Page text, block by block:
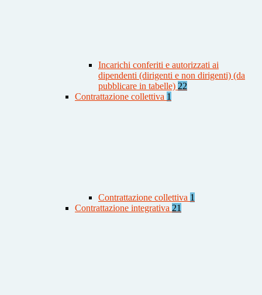
Incarichi conferiti e autorizzati ai
dipendenti (dirigenti e non dirigenti) (da
pubblicare in tabelle) 22
Contrattazione collettiva 1
Contrattazione collettiva 1
Contrattazione integrativa 21